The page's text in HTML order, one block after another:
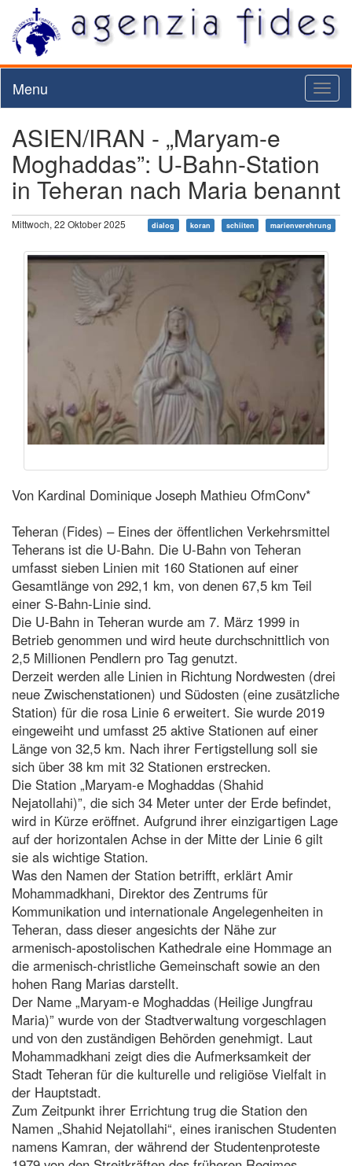
Menu
ASIEN/IRAN - „Maryam-e
Moghaddas”: U-Bahn-Station
in Teheran nach Maria benannt
Mittwoch, 22 Oktober 2025 dialog koran schiiten marienverehrung
Von Kardinal Dominique Joseph Mathieu OfmConv*
Teheran (Fides) – Eines der öffentlichen Verkehrsmittel
Teherans ist die U-Bahn. Die U-Bahn von Teheran
umfasst sieben Linien mit 160 Stationen auf einer
Gesamtlänge von 292,1 km, von denen 67,5 km Teil
einer S-Bahn-Linie sind.
Die U-Bahn in Teheran wurde am 7. März 1999 in
Betrieb genommen und wird heute durchschnittlich von
2,5 Millionen Pendlern pro Tag genutzt.
Derzeit werden alle Linien in Richtung Nordwesten (drei
neue Zwischenstationen) und Südosten (eine zusätzliche
Station) für die rosa Linie 6 erweitert. Sie wurde 2019
eingeweiht und umfasst 25 aktive Stationen auf einer
Länge von 32,5 km. Nach ihrer Fertigstellung soll sie
sich über 38 km mit 32 Stationen erstrecken.
Die Station „Maryam-e Moghaddas (Shahid
Nejatollahi)”, die sich 34 Meter unter der Erde befindet,
wird in Kürze eröffnet. Aufgrund ihrer einzigartigen Lage
auf der horizontalen Achse in der Mitte der Linie 6 gilt
sie als wichtige Station.
Was den Namen der Station betrifft, erklärt Amir
Mohammadkhani, Direktor des Zentrums für
Kommunikation und internationale Angelegenheiten in
Teheran, dass dieser angesichts der Nähe zur
armenisch-apostolischen Kathedrale eine Hommage an
die armenisch-christliche Gemeinschaft sowie an den
hohen Rang Marias darstellt.
Der Name „Maryam-e Moghaddas (Heilige Jungfrau
Maria)” wurde von der Stadtverwaltung vorgeschlagen
und von den zuständigen Behörden genehmigt. Laut
Mohammadkhani zeigt dies die Aufmerksamkeit der
Stadt Teheran für die kulturelle und religiöse Vielfalt in
der Hauptstadt.
Zum Zeitpunkt ihrer Errichtung trug die Station den
Namen „Shahid Nejatollahi“, eines iranischen Studenten
namens Kamran, der während der Studentenproteste